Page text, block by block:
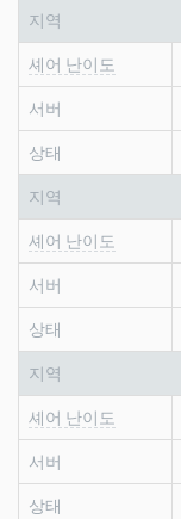
지역
셰어 난이도
서버
상태
지역
셰어 난이도
서버
상태
지역
셰어 난이도
서버
상태